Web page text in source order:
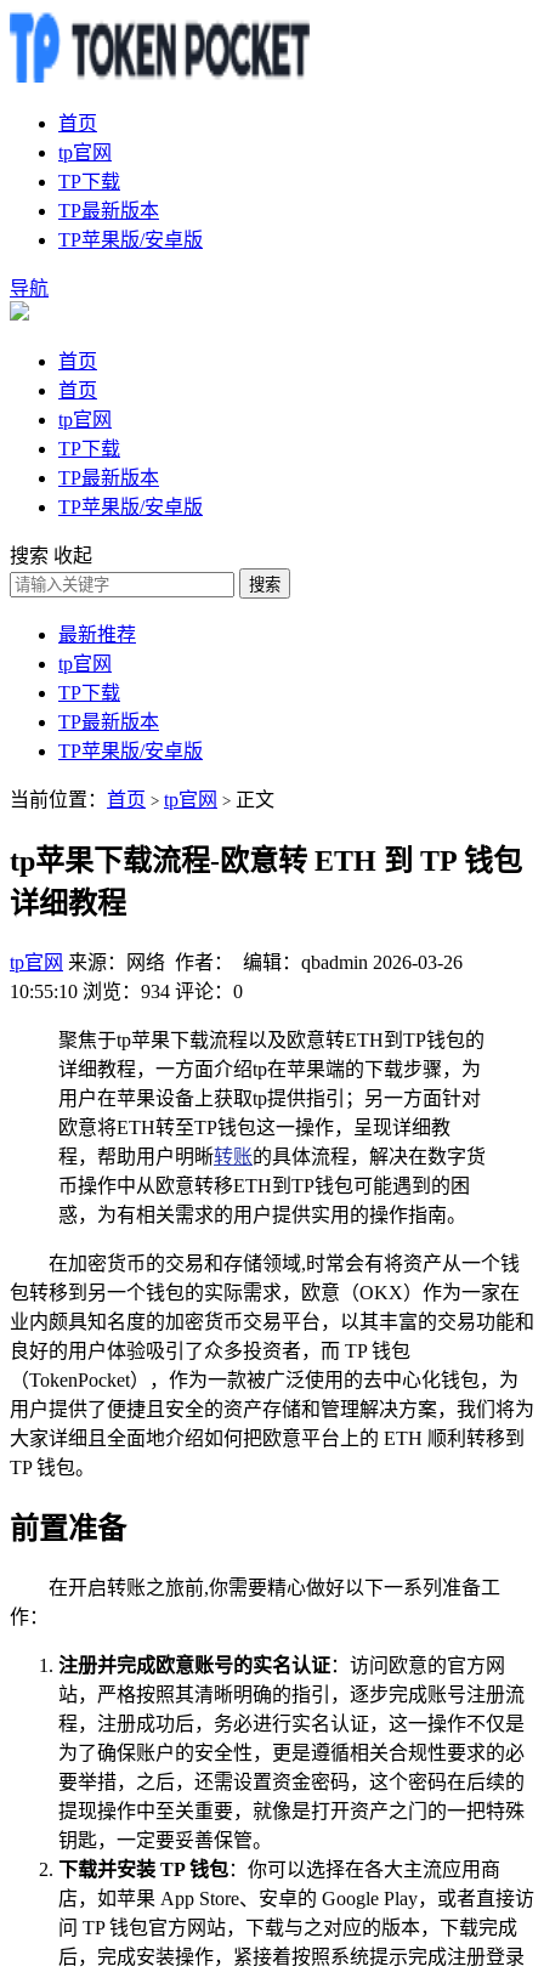
首页
tp官网
TP下载
TP最新版本
TP苹果版/安卓版
导航
首页
首页
tp官网
TP下载
TP最新版本
TP苹果版/安卓版
搜索 收起
搜索
最新推荐
tp官网
TP下载
TP最新版本
TP苹果版/安卓版
当前位置： 首页 > tp官网 > 正文
tp苹果下载流程-欧意转 ETH 到 TP 钱包
详细教程
tp官网 来源：网络 作者： 编辑：qbadmin 2026-03-26
10:55:10 浏览：934 评论：0
聚焦于tp苹果下载流程以及欧意转ETH到TP钱包的
详细教程，一方面介绍tp在苹果端的下载步骤，为
用户在苹果设备上获取tp提供指引；另一方面针对
欧意将ETH转至TP钱包这一操作，呈现详细教
程，帮助用户明晰转账的具体流程，解决在数字货
币操作中从欧意转移ETH到TP钱包可能遇到的困
惑，为有相关需求的用户提供实用的操作指南。
在加密货币的交易和存储领域,时常会有将资产从一个钱
包转移到另一个钱包的实际需求，欧意（OKX）作为一家在
业内颇具知名度的加密货币交易平台，以其丰富的交易功能和
良好的用户体验吸引了众多投资者，而 TP 钱包
（TokenPocket），作为一款被广泛使用的去中心化钱包，为
用户提供了便捷且安全的资产存储和管理解决方案，我们将为
大家详细且全面地介绍如何把欧意平台上的 ETH 顺利转移到
TP 钱包。
前置准备
在开启转账之旅前,你需要精心做好以下一系列准备工
作：
注册并完成欧意账号的实名认证：访问欧意的官方网
站，严格按照其清晰明确的指引，逐步完成账号注册流
程，注册成功后，务必进行实名认证，这一操作不仅是
为了确保账户的安全性，更是遵循相关合规性要求的必
要举措，之后，还需设置资金密码，这个密码在后续的
提现操作中至关重要，就像是打开资产之门的一把特殊
钥匙，一定要妥善保管。
下载并安装 TP 钱包：你可以选择在各大主流应用商
店，如苹果 App Store、安卓的 Google Play，或者直接访
问 TP 钱包官方网站，下载与之对应的版本，下载完成
后，完成安装操作，紧接着按照系统提示完成注册登录